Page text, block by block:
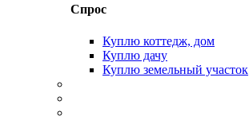
Спрос
Куплю коттедж, дом
Куплю дачу
Куплю земельный участок